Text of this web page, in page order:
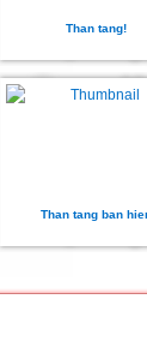
Than tang!
Than tang ban